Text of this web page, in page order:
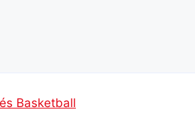
Basketball